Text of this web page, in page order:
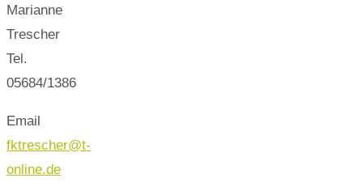
Marianne
Trescher
Tel.
05684/1386
Email
fktrescher@t-
online.de